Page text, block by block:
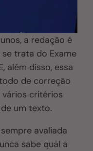
a redação é
trata do Exame
além disso, essa
de correção
vários critérios
um texto.
avaliada
sabe qual a